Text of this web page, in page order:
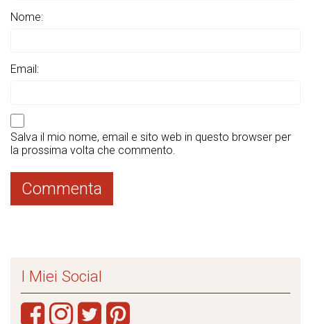
Nome:
Email:
Salva il mio nome, email e sito web in questo browser per
la prossima volta che commento.
I Miei Social